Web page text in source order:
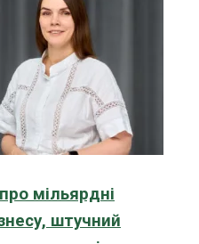
мільярдні
штучний